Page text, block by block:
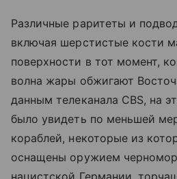
Различные раритеты и
включая шерстистые кости
поверхности в тот момент,
волна жары обжигают
данным телеканала CBS, на
было увидеть по меньшей
кораблей, некоторые из
оснащены оружием
нацистской Германии,